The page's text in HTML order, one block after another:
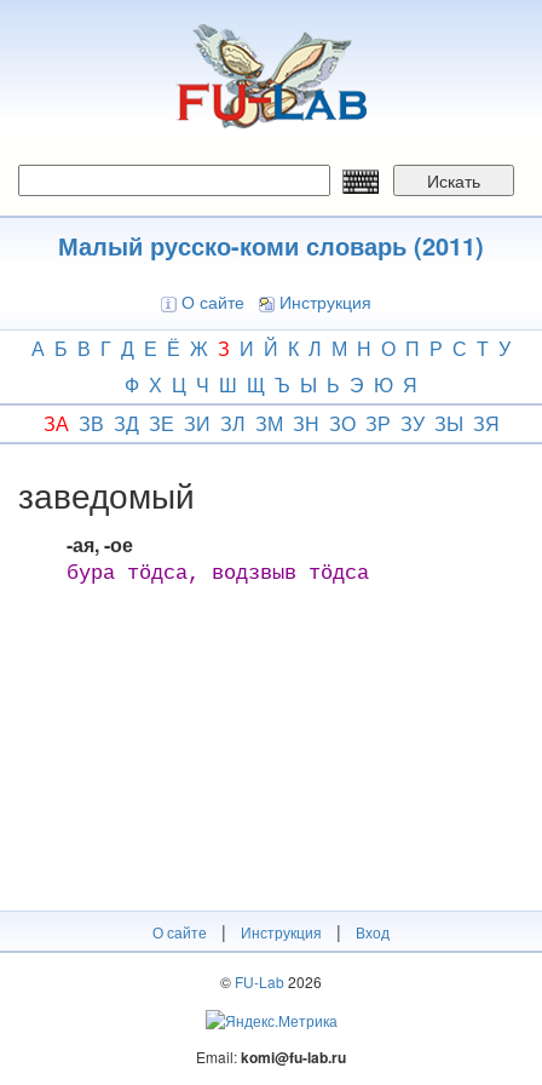
Искать
Малый русско-коми словарь (2011)
О сайте Инструкция
А Б В Г Д Е Ё Ж З И Й К Л М Н О П Р С Т У
Ф Х Ц Ч Ш Щ Ъ Ы Ь Э Ю Я
ЗА ЗВ ЗД ЗЕ ЗИ ЗЛ ЗМ ЗН ЗО ЗР ЗУ ЗЫ ЗЯ
заведомый
-ая, -ое
бура тӧдса, водзвыв тӧдса
О сайте | Инструкция | Вход
© FU-Lab2026
Email:komi@fu-lab.ru